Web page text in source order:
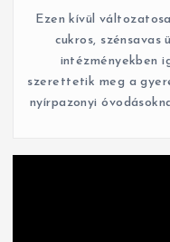
Ezen kívül
cukros, szénsavas
intézményekben
szerettetik meg a
nyírpazonyi